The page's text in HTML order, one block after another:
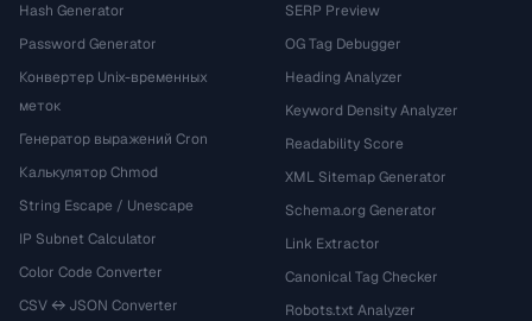
Hash Generator
Password Generator
Конвертер Unix-временных
меток
Генератор выражений Cron
Калькулятор Chmod
String Escape / Unescape
IP Subnet Calculator
Color Code Converter
CSV ↔ JSON Converter
SERP Preview
OG Tag Debugger
Heading Analyzer
Keyword Density Analyzer
Readability Score
XML Sitemap Generator
Schema.org Generator
Link Extractor
Canonical Tag Checker
Robots.txt Analyzer